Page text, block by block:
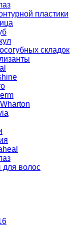
пластики
складок
для волос